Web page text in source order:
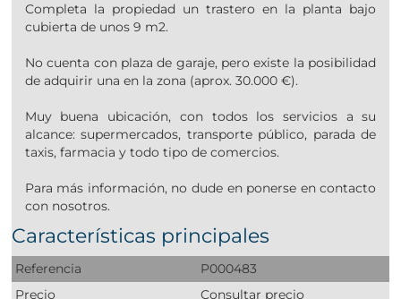
Completa la propiedad un trastero en la planta bajo
cubierta de unos 9 m2.
No cuenta con plaza de garaje, pero existe la posibilidad
de adquirir una en la zona (aprox. 30.000 €).
Muy buena ubicación, con todos los servicios a su
alcance: supermercados, transporte público, parada de
taxis, farmacia y todo tipo de comercios.
Para más información, no dude en ponerse en contacto
con nosotros.
Características principales
Referencia
P000483
Precio
Consultar precio